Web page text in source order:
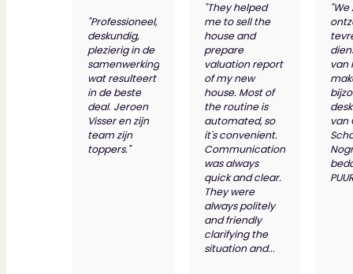
"Professioneel,
deskundig,
plezierig in de
samenwerking
wat resulteert
in de beste
deal. Jeroen
Visser en zijn
team zijn
toppers."
"They helped
me to sell the
house and
prepare
valuation report
of my new
house. Most of
the routine is
automated, so
it's convenient.
Communication
was always
quick and clear.
They were
always politely
and friendly
clarifying the
situation and...
"We
van
van